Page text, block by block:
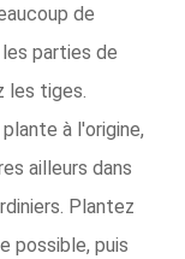
de
parties de
les tiges.
à l'origine,
ailleurs dans
Plantez
possible, puis